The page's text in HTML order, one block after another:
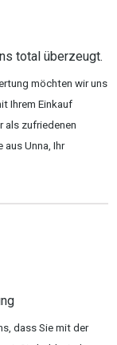
total überzeugt.
möchten wir uns
Ihrem Einkauf
als zufriedenen
aus Unna, Ihr
dass Sie mit der